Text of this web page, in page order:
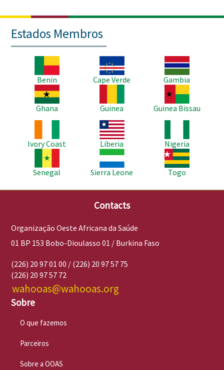
Estados Membros
Benin
Imagem
Cape Verde
Imagem
Gambia
Imagem
Ghana
Guinea
Imagem
Guinea Bissau
Ivory Coast
Imagem
Liberia
Nigeria
Imagem
Senegal
Imagem
Sierra Leone
Imagem
Togo
Contacts
Organização Oeste Africana da Saúde
01 BP 153 Bobo-Dioulasso 01 / Burkina Faso
(226) 20 97 01 00 / (226) 20 97 57 75
(226) 20 97 57 72
wahooas@wahooas.org
Sobre
O que fazemos
Parceiros
Sobre a OOAS